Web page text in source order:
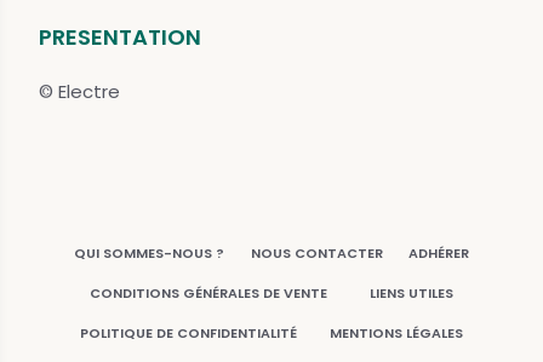
PRESENTATION
© Electre
QUI SOMMES-NOUS ? NOUS CONTACTER ADHÉRER
CONDITIONS GÉNÉRALES DE VENTE LIENS UTILES
POLITIQUE DE CONFIDENTIALITÉ MENTIONS LÉGALES